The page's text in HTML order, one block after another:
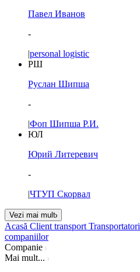
Павел Иванов
-
|personal logistic
РШ
Руслан Шипша
-
|Фоп Шипша Р.И.
ЮЛ
Юрий Литеревич
-
|ЧТУП Скорвал
Vezi mai mult
Acasă Client transport Transportatori
companiilor
Companie
Mai mult...